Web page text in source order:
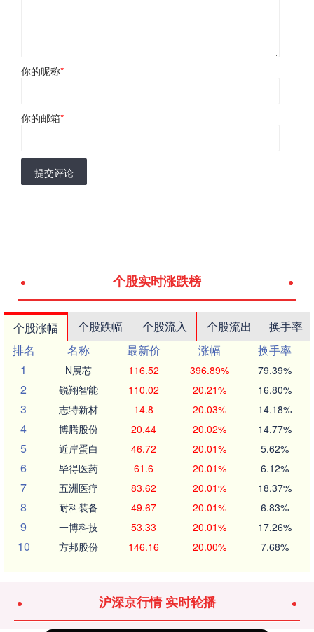
你的昵称*
你的邮箱*
提交评论
个股实时涨跌榜
个股涨幅 个股跌幅 个股流入 个股流出
换手率
排名
名称 最新价 涨幅
换手率
1
N展芯 116.52 396.89% 79.39%
2 锐翔智能 110.02 20.21% 16.80%
3 志特新材 14.8 20.03% 14.18%
4 博腾股份 20.44 20.02% 14.77%
5 近岸蛋白 46.72 20.01% 5.62%
6 毕得医药 61.6 20.01% 6.12%
7 五洲医疗 83.62 20.01% 18.37%
8 耐科装备 49.67 20.01% 6.83%
9 一博科技 53.33 20.01% 17.26%
10 方邦股份 146.16 20.00% 7.68%
沪深京行情 实时轮播